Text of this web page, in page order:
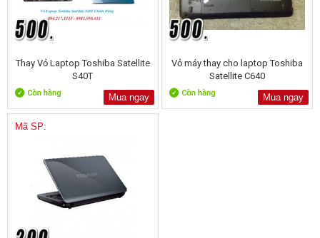
Thay Vỏ Laptop Toshiba Satellite
S40T
Mua ngay
Vỏ máy thay cho laptop Toshiba
Satellite C640
Mua ngay
Mã SP: